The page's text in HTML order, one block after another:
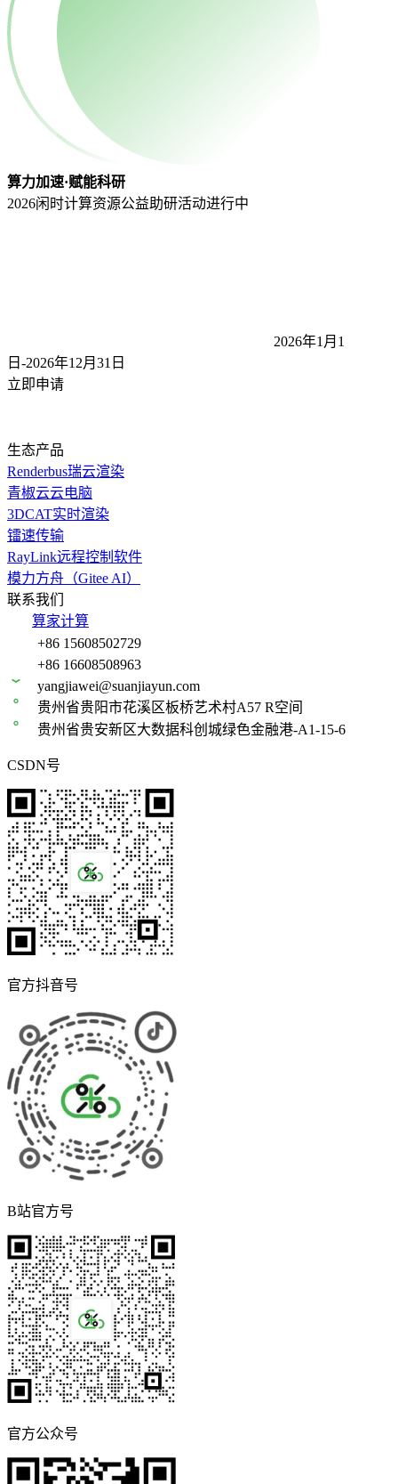
算力加速·赋能科研
2026闲时计算资源公益助研活动进行中
2026年1月1
日-2026年12月31 日
立即申请
生态产品
Renderbus瑞云渲染
青椒云云电脑
3DCAT实时渲染
镭速传输
RayLink远程控制软件
模力方舟（Gitee AI）
联系我们
算家计算
+86 15608502729
+86 16608508963
yangjiawei@suanjiayun.com
贵州省贵阳市花溪区板桥艺术村A57 R空间
贵州省贵安新区大数据科创城绿色金融港-A1-15-6
CSDN号
官方抖音号
B站官方号
官方公众号